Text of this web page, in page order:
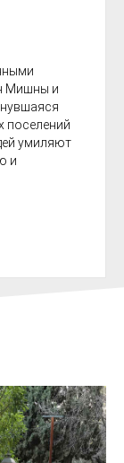
Мишны и
поселений
умиляют
и